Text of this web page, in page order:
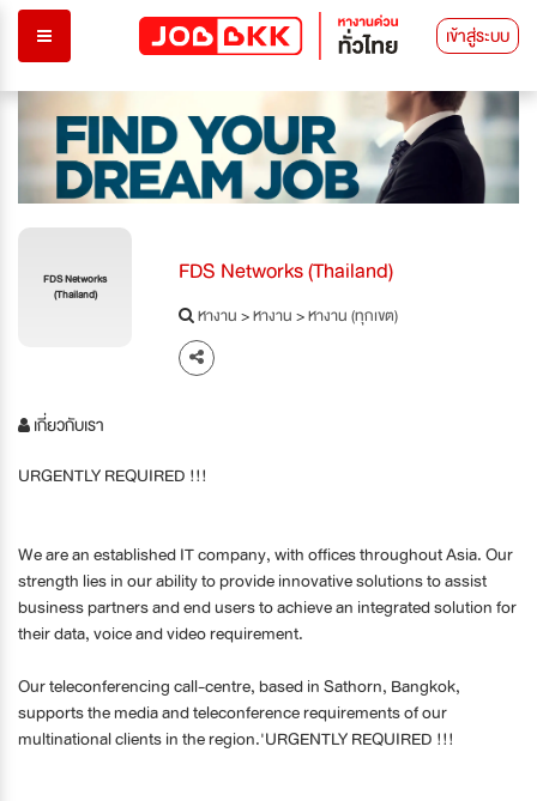
เข้าสู่ระบบ
FDS Networks
(Thailand)
FDS Networks (Thailand)
หางาน>หางาน>หางาน (ทุกเขต)
เกี่ยวกับเรา
URGENTLY REQUIRED !!!
We are an established IT company, with offices throughout Asia. Our
strength lies in our ability to provide innovative solutions to assist
business partners and end users to achieve an integrated solution for
their data, voice and video requirement.
Our teleconferencing call-centre, based in Sathorn, Bangkok,
supports the media and teleconference requirements of our
multinational clients in the region.'URGENTLY REQUIRED !!!